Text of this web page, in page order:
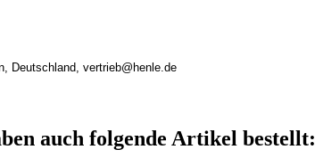
Deutschland, vertrieb@henle.de
auch folgende Artikel bestellt: